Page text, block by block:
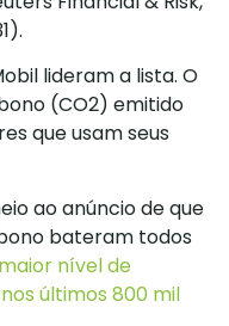
lideram a lista. O
(CO2) emitido
que usam seus
ao anúncio de que
bateram todos
nível de
últimos 800 mil